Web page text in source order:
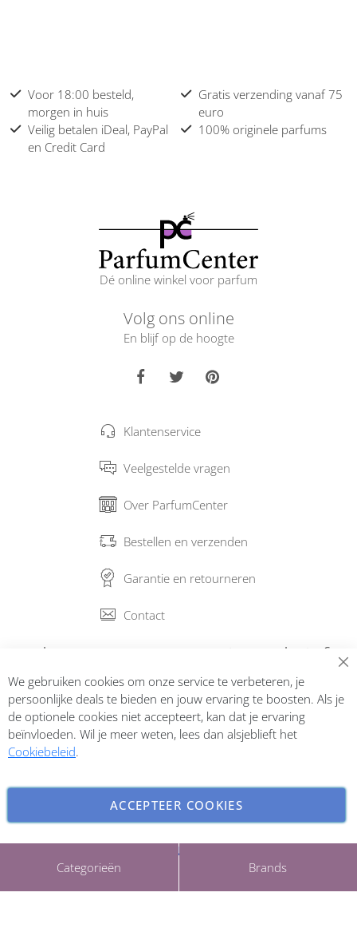
Categorieën Brands
Voor 18:00 besteld,
morgen in huis
Gratis verzending vanaf 75
euro
Veilig betalen iDeal, PayPal
en Credit Card
100% originele parfums
Dé online winkel voor parfum
Volg ons online
En blijf op de hoogte
Klantenservice
Veelgestelde vragen
Over ParfumCenter
Bestellen en verzenden
Garantie en retourneren
Contact
Abonneer op onze nieuwsbrief
Inschrijven
Copyright © 2026 ParfumCenter.nl. All rights reserved.
We gebruiken cookies om onze service te verbeteren, je
persoonlijke deals te bieden en jouw ervaring te boosten. Als je
de optionele cookies niet accepteert, kan dat je ervaring
beïnvloeden. Wil je meer weten, lees dan alsjeblieft het
Cookiebeleid.
ACCEPTEER COOKIES
INSTELLINGEN AANPASSEN